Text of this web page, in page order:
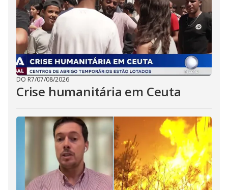
DO R7/07/08/2026
Crise humanitária em Ceuta